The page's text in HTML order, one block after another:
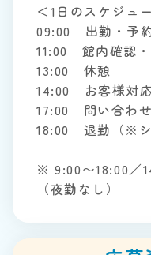
＜1日のスケジュ
09:00 出勤・予
11:00 館内確認
13:00 休憩
14:00 お客様対
17:00 問い合わ
18:00 退勤（※シ
※ 9:00〜18:00／
（夜勤なし）